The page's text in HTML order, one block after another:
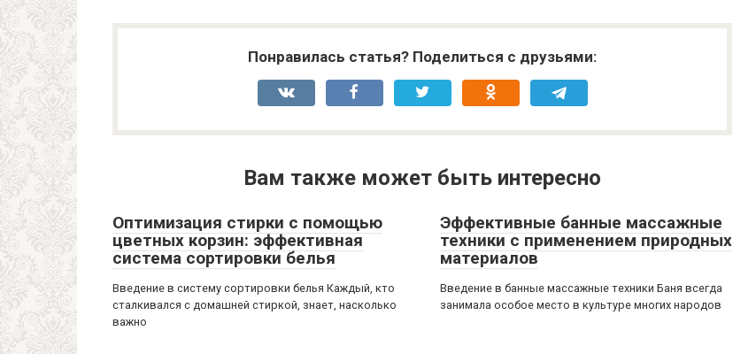
Понравилась статья? Поделиться с друзьями:
Вам также может быть интересно
Оптимизация стирки с помощью
цветных корзин: эффективная
система сортировки белья
Введение в систему сортировки белья Каждый, кто
сталкивался с домашней стиркой, знает, насколько
важно
Эффективные банные массажные
техники с применением природных
материалов
Введение в банные массажные техники Баня всегда
занимала особое место в культуре многих народов